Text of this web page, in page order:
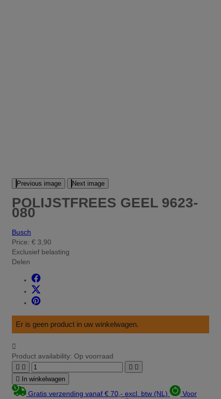
Previous image Next image
POLIJSTFREES GEEL 9623-
080
Busch
Price: € 3,90
Exclusief belasting
Delen
Er is geen product in uw winkelwagen.

Product availability: Op voorraad
   
 In winkelwagen
Gratis verzending vanaf € 70,- excl. btw (NL)
Voor